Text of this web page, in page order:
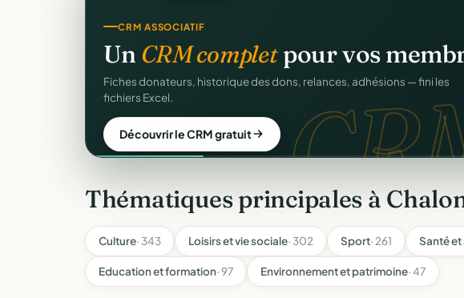
CRM ASSOCIATIF
Un CRM completpour vos
Fiches donateurs, historique des dons, relances, adhésions — fini les
fichiers Excel.
Découvrir le CRM gratuit
Thématiques principales à
Culture· 343 Loisirs et vie sociale· 302 Sport· 261 Santé
Education et formation· 97 Environnement et patrimoine· 47